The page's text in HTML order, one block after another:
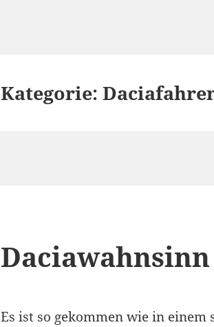
Kategorie:
Daciawahnsinn
Es ist so gekommen wie in